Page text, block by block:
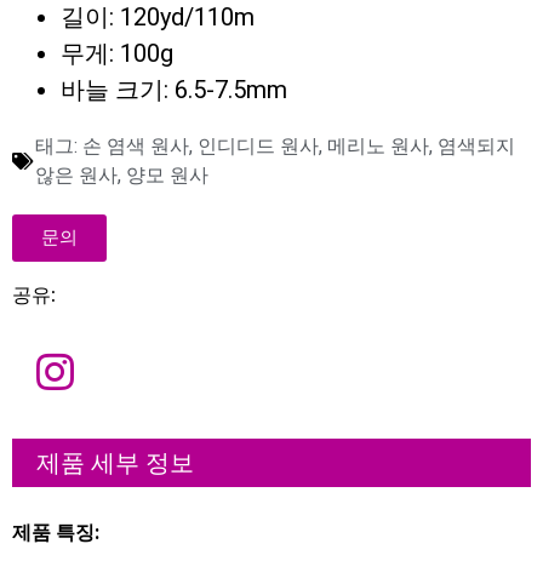
길이: 120yd/110m
무게: 100g
바늘 크기: 6.5-7.5mm
태그: 손 염색 원사, 인디디드 원사, 메리노 원사, 염색되지
않은 원사, 양모 원사
이
메
일
*
문의
공유:
제품 세부 정보
제품 특징: